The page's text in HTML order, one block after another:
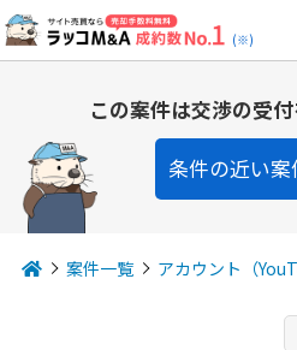
(※)
この案件は交渉の受付
条件の近い
案件一覧 アカウント（